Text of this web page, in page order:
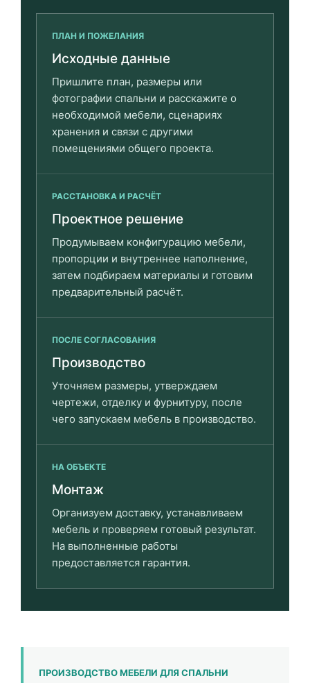
ПЛАН И ПОЖЕЛАНИЯ
Исходные данные
Пришлите план, размеры или
фотографии спальни и расскажите о
необходимой мебели, сценариях
хранения и связи с другими
помещениями общего проекта.
РАССТАНОВКА И РАСЧЁТ
Проектное решение
Продумываем конфигурацию мебели,
пропорции и внутреннее наполнение,
затем подбираем материалы и готовим
предварительный расчёт.
ПОСЛЕ СОГЛАСОВАНИЯ
Производство
Уточняем размеры, утверждаем
чертежи, отделку и фурнитуру, после
чего запускаем мебель в производство.
НА ОБЪЕКТЕ
Монтаж
Организуем доставку, устанавливаем
мебель и проверяем готовый результат.
На выполненные работы
предоставляется гарантия.
ПРОИЗВОДСТВО МЕБЕЛИ ДЛЯ СПАЛЬНИ